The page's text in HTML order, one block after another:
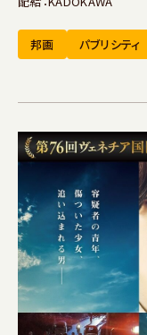
邦画 パブリシティ